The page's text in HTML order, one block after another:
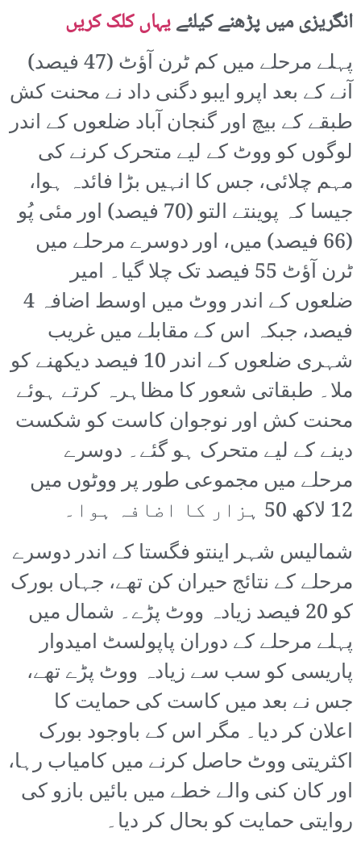
انگریزی میں پڑھنے کیلئےیہاں کلک کریں
پہلے مرحلے میں کم ٹرن آؤٹ (47 فیصد)
آنے کے بعد اپرو ایبو دگنی داد نے محنت کش
طبقے کے بیچ اور گنجان آباد ضلعوں کے اندر
لوگوں کو ووٹ کے لیے متحرک کرنے کی
مہم چلائی، جس کا انہیں بڑا فائدہ ہوا،
جیسا کہ پوینتے التو (70 فیصد) اور مئی پُو
(66 فیصد) میں، اور دوسرے مرحلے میں
ٹرن آؤٹ 55 فیصد تک چلا گیا۔ امیر
ضلعوں کے اندر ووٹ میں اوسط اضافہ 4
فیصد، جبکہ اس کے مقابلے میں غریب
شہری ضلعوں کے اندر 10 فیصد دیکھنے کو
ملا۔ طبقاتی شعور کا مظاہرہ کرتے ہوئے
محنت کش اور نوجوان کاست کو شکست
دینے کے لیے متحرک ہو گئے۔ دوسرے
مرحلے میں مجموعی طور پر ووٹوں میں
12 لاکھ 50 ہزار کا اضافہ ہوا۔
شمالیس شہر اینتو فگستا کے اندر دوسرے
مرحلے کے نتائج حیران کن تھے، جہاں بورک
کو 20 فیصد زیادہ ووٹ پڑے۔ شمال میں
پہلے مرحلے کے دوران پاپولسٹ امیدوار
پاریسی کو سب سے زیادہ ووٹ پڑے تھے،
جس نے بعد میں کاست کی حمایت کا
اعلان کر دیا۔ مگر اس کے باوجود بورک
اکثریتی ووٹ حاصل کرنے میں کامیاب رہا،
اور کان کنی والے خطے میں بائیں بازو کی
روایتی حمایت کو بحال کر دیا۔